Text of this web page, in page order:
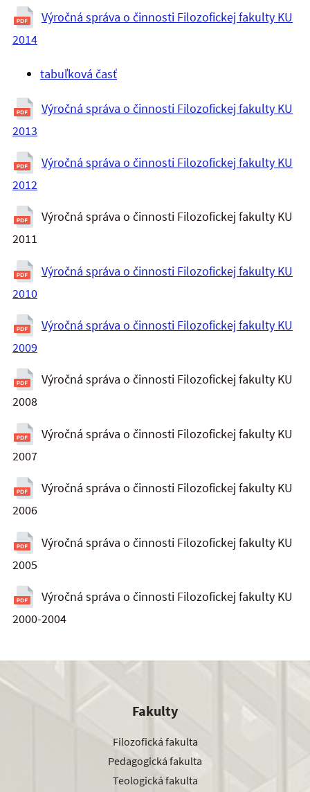
Výročná správa o činnosti Filozofickej fakulty KU
2014
tabuľková časť
Výročná správa o činnosti Filozofickej fakulty KU
2013
Výročná správa o činnosti Filozofickej fakulty KU
2012
Výročná správa o činnosti Filozofickej fakulty KU
2011
Výročná správa o činnosti Filozofickej fakulty KU
2010
Výročná správa o činnosti Filozofickej fakulty KU
2009
Výročná správa o činnosti Filozofickej fakulty KU
2008
Výročná správa o činnosti Filozofickej fakulty KU
2007
Výročná správa o činnosti Filozofickej fakulty KU
2006
Výročná správa o činnosti Filozofickej fakulty KU
2005
Výročná správa o činnosti Filozofickej fakulty KU
2000-2004
Fakulty
Filozofická fakulta
Pedagogická fakulta
Teologická fakulta